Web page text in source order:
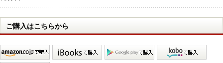
ご購入はこちらから